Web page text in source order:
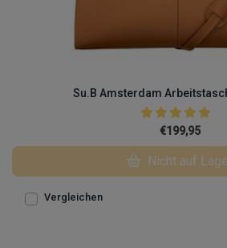
Su.B Amsterdam
€199,95
Nicht auf
Vergleichen